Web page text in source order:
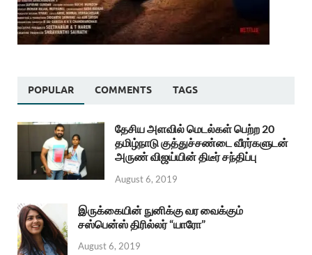
POPULAR COMMENTS TAGS
தேசிய அளவில் மெடல்கள் பெற்ற 20
தமிழ்நாடு குத்துச்சண்டை வீரர்களுடன்
அருண் விஜய்யின் திடீர் சந்திப்பு
August 6, 2019
இருக்கையின் நுனிக்கு வர வைக்கும்
சஸ்பென்ஸ் திரில்லர் “யாரோ”
August 6, 2019